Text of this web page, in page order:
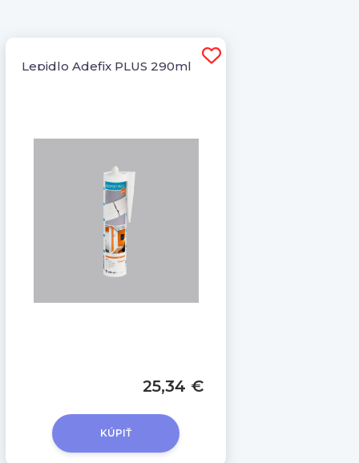
Lepidlo Adefix PLUS 290ml
25,34 €
KÚPIŤ